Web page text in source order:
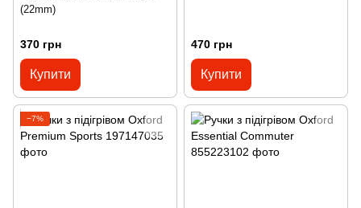
(22mm)
370 грн
Купити
470 грн
Купити
−7%